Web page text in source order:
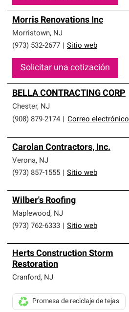
Morris Renovations Inc
Morristown, NJ
(973) 532-2677
Sitio web
Solicitar una cotización
BELLA CONTRACTING CORP
Chester, NJ
(908) 879-2174
Correo electrónico
Carolan Contractors, Inc.
Verona, NJ
(973) 857-1555
Sitio web
Wilber's Roofing
Maplewood, NJ
(973) 762-6333
Sitio web
Herts Construction Storm
Restoration
Cranford, NJ
Promesa de reciclaje de tejas